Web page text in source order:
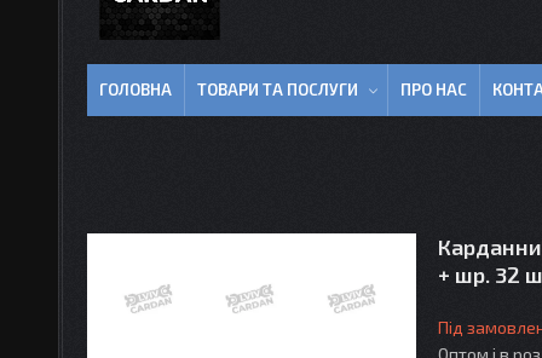
ГОЛОВНА ТОВАРИ ТА ПОСЛУГИ ПРО НАС
+ шр. 32
Під
Оптом і в